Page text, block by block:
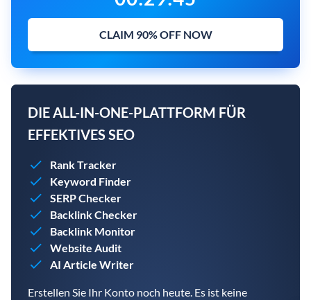
CLAIM 90% OFF NOW
DIE ALL-IN-ONE-PLATTFORM FÜR
EFFEKTIVES SEO
Rank Tracker
Keyword Finder
SERP Checker
Backlink Checker
Backlink Monitor
Website Audit
AI Article Writer
Erstellen Sie Ihr Konto noch heute. Es ist keine